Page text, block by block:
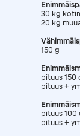
30 kg
20 kg
150 g
pituus 150
pituus +
pituus 100
pituus +